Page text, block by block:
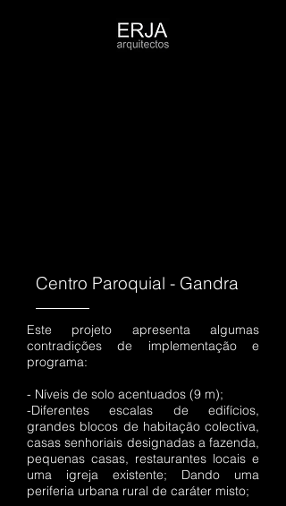
Centro Paroquial - Gandra
Este projeto apresenta algumas
contradições de implementação e
programa:
- Níveis de solo acentuados (9 m);
-Diferentes escalas de edifícios,
grandes blocos de habitação colectiva,
casas senhoriais designadas a fazenda,
pequenas casas, restaurantes locais e
uma igreja existente; Dando uma
periferia urbana rural de caráter misto;